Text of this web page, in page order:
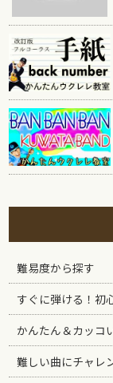
難易度から探す
すぐに弾ける！初
かんたん＆カッコ
難しい曲にチャレ